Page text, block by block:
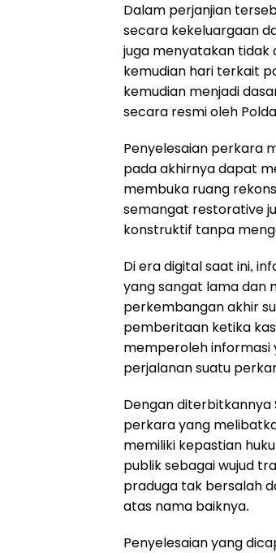
Dalam perjanjian
secara kekeluargaan
juga menyatakan tidak
kemudian hari terkait
kemudian menjadi
secara resmi oleh
Penyelesaian perkara
pada akhirnya dapat
membuka ruang
semangat restorative
konstruktif tanpa
Di era digital saat ini,
yang sangat lama dan
perkembangan akhir
pemberitaan ketika
memperoleh informasi
perjalanan suatu
Dengan diterbitkannya
perkara yang
memiliki kepastian
publik sebagai wujud
praduga tak bersalah
atas nama baiknya.
Penyelesaian yang